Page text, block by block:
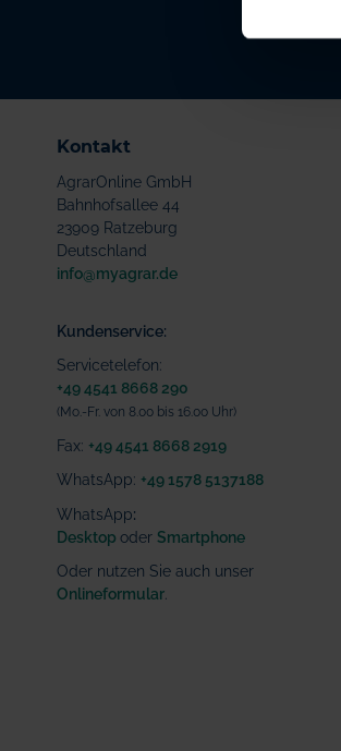
Kontakt
AgrarOnline GmbH
Bahnhofsallee 44
23909 Ratzeburg
Deutschland
info@myagrar.de
Kundenservice:
Servicetelefon:
+49 4541 8668 290
(Mo.-Fr. von 8.00 bis 16.00 Uhr)
Fax: +49 4541 8668 2919
WhatsApp: +49 1578 5137188
WhatsApp:
Desktop oder Smartphone
Oder nutzen Sie auch unser
Onlineformular.